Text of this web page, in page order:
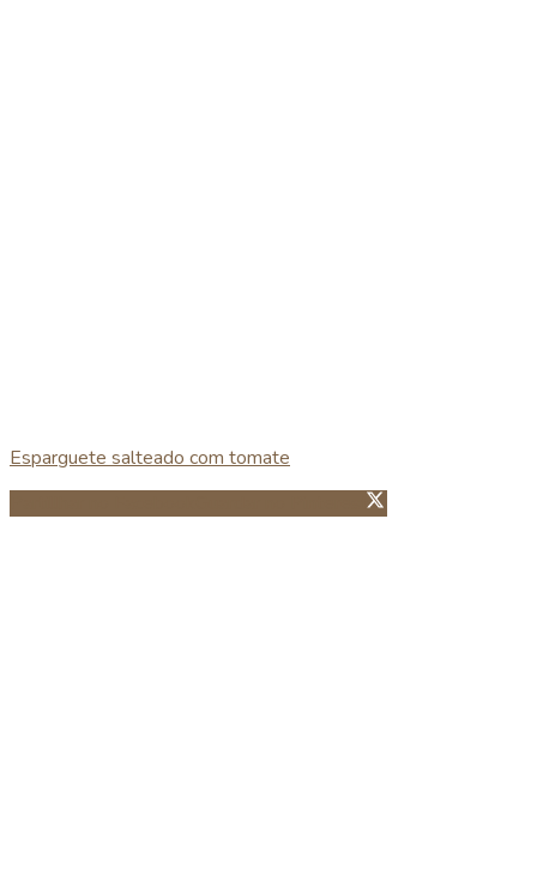
Esparguete salteado com tomate
Guardar no Pinterest